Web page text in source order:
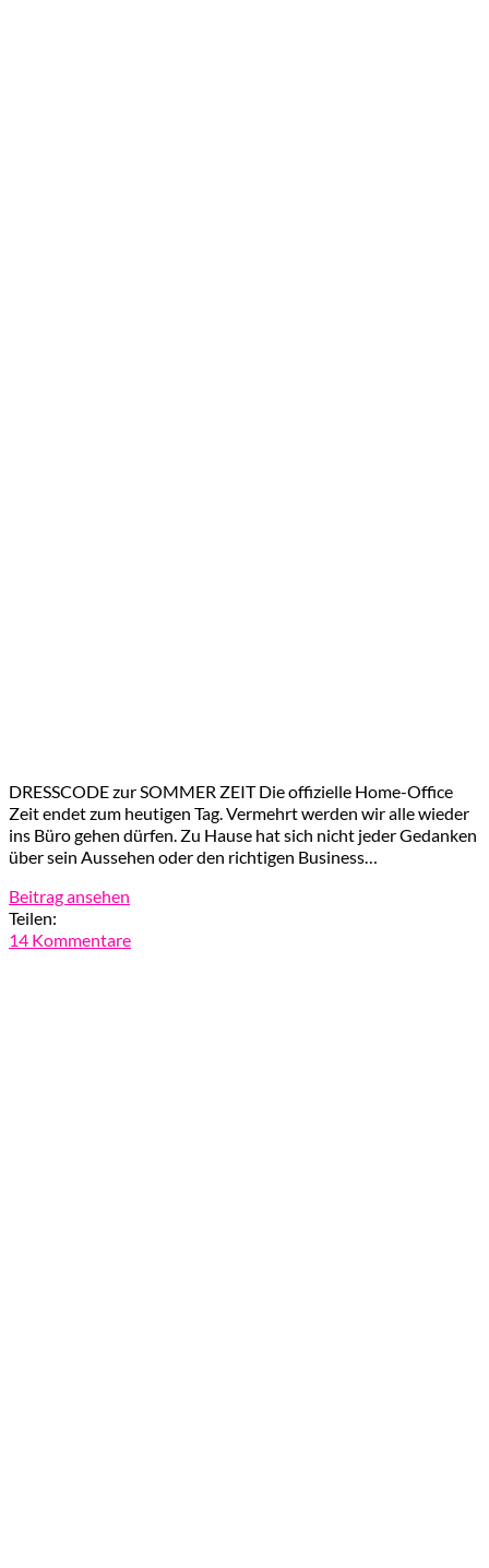
DRESSCODE zur SOMMER ZEIT Die offizielle Home-Office
Zeit endet zum heutigen Tag. Vermehrt werden wir alle wieder
ins Büro gehen dürfen. Zu Hause hat sich nicht jeder Gedanken
über sein Aussehen oder den richtigen Business…
Beitrag ansehen
Teilen:
14 Kommentare